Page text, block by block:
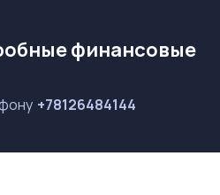
финансовые
+78126484144